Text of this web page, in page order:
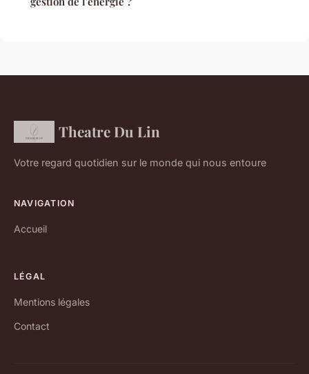
Theatre Du Lin
Votre regard quotidien sur le monde qui nous entoure
NAVIGATION
Accueil
LÉGAL
Mentions légales
Contact